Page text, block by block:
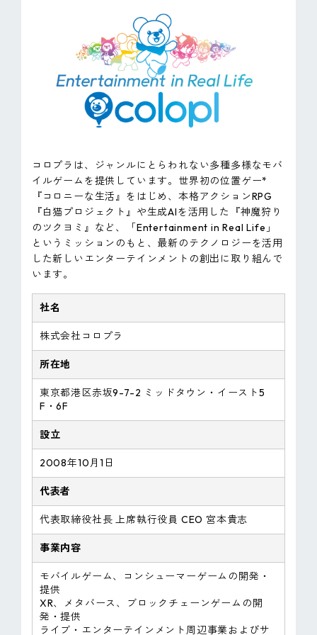
コロプラは、ジャンルにとらわれない多種多様なモバ
イルゲームを提供しています。世界初の位置ゲー*
『コロニーな生活』をはじめ、本格アクションRPG
『白猫プロジェクト』や生成AIを活用した『神魔狩り
のツクヨミ』など、「Entertainment in Real Life」
というミッションのもと、最新のテクノロジーを活用
した新しいエンターテインメントの創出に取り組んで
います。
社名
株式会社コロプラ
所在地
東京都港区赤坂9-7-2 ミッドタウン・イースト5
F・6F
設立
2008年10月1日
代表者
代表取締役社長 上席執行役員 CEO 宮本貴志
事業内容
モバイルゲーム、コンシューマーゲームの開発・
提供
XR、メタバース、ブロックチェーンゲームの開
発・提供
ライブ・エンターテインメント周辺事業およびサ